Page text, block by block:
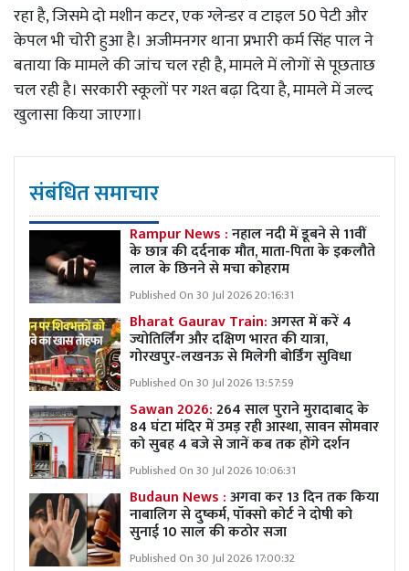
रहा है, जिसमे दो मशीन कटर, एक ग्लेन्डर व टाइल 50 पेटी और
केपल भी चोरी हुआ है। अजीमनगर थाना प्रभारी कर्म सिंह पाल ने
बताया कि मामले की जांच चल रही है, मामले में लोगों से पूछताछ
चल रही है। सरकारी स्कूलों पर गश्त बढ़ा दिया है, मामले में जल्द
खुलासा किया जाएगा।
संबंधित समाचार
Rampur News :नहाल नदी में डूबने से 11वीं
के छात्र की दर्दनाक मौत, माता-पिता के इकलौते
लाल के छिनने से मचा कोहराम
Published On 30 Jul 2026 20:16:31
Bharat Gaurav Train:अगस्त में करें 4
ज्योतिर्लिंग और दक्षिण भारत की यात्रा,
गोरखपुर-लखनऊ से मिलेगी बोर्डिंग सुविधा
Published On 30 Jul 2026 13:57:59
Sawan 2026:264 साल पुराने मुरादाबाद के
84 घंटा मंदिर में उमड़ रही आस्था, सावन सोमवार
को सुबह 4 बजे से जानें कब तक होंगे दर्शन
Published On 30 Jul 2026 10:06:31
Budaun News :अगवा कर 13 दिन तक किया
नाबालिग से दुष्कर्म, पॉक्सो कोर्ट ने दोषी को
सुनाई 10 साल की कठोर सजा
Published On 30 Jul 2026 17:00:32